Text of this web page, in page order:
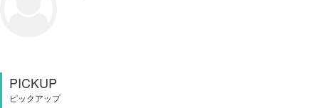
PICKUP
ピックアップ